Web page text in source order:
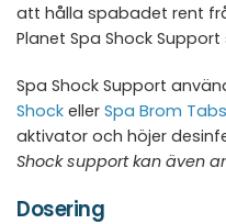
att hålla spabadet rent
Planet Spa Shock
Spa Shock Support
Shock eller Spa Brom Tabs
aktivator och höjer
Shock support kan även
Dosering